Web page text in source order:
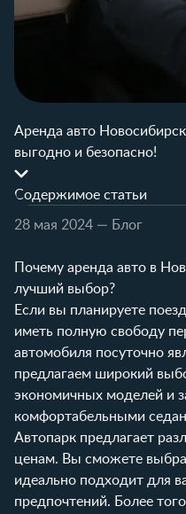
Аренда авто
выгодно и безопасно!
Содержимое статьи
28 мая 2024 — Блог
Почему аренда авто в
лучший выбор?
Если вы планируете
иметь полную свободу
автомобиля посуточно
предлагаем широкий
экономичных моделей и
комфортабельными
Автопарк предлагает
ценам. Вы сможете
идеально подходит для
предпочтений. Более